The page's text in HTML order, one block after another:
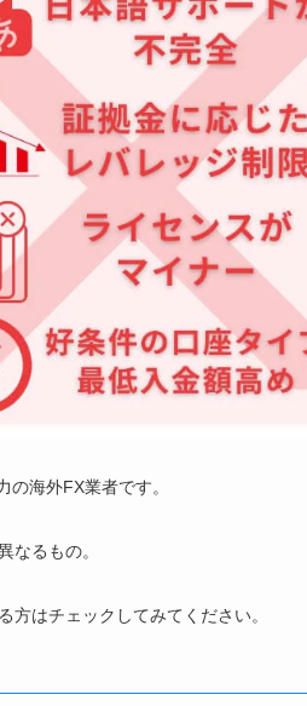
の海外FX業者です。
なるもの。
はチェックしてみてください。